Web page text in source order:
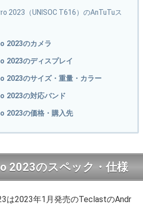
2023（UNISOC T616）のAnTuTuス
2023のカメラ
2023のディスプレイ
2023のサイズ・重量・カラー
2023の対応バンド
2023の価格・購入先
2023のスペック・仕様
は2023年1月発売のTeclastのAndr